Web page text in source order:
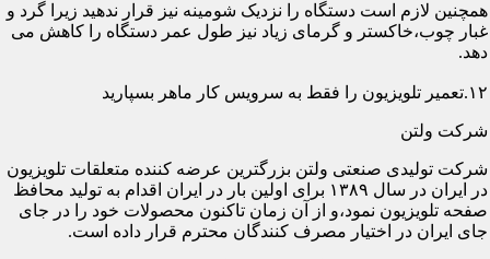
همچنین لازم است دستگاه را نزدیک شومینه نیز قرار ندهید زیرا گرد و
غبار چوب،خاکستر و گرمای زیاد نیز طول عمر دستگاه را کاهش می
دهد.
۱۲.تعمیر تلویزیون را فقط به سرویس کار ماهر بسپارید
شرکت ولتن
شرکت تولیدی صنعتی ولتن بزرگترین عرضه کننده متعلقات تلویزیون
در ایران در سال ۱۳۸۹ برای اولین بار در ایران اقدام به تولید محافظ
صفحه تلویزیون نمود،و از آن زمان تاکنون محصولات خود را در جای
جای ایران در اختیار مصرف کنندگان محترم قرار داده است.